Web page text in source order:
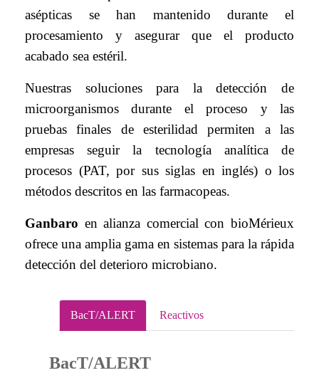
asépticas se han mantenido durante el
procesamiento y asegurar que el producto
acabado sea estéril.
Nuestras soluciones para la detección de
microorganismos durante el proceso y las
pruebas finales de esterilidad permiten a las
empresas seguir la tecnología analítica de
procesos (PAT, por sus siglas en inglés) o los
métodos descritos en las farmacopeas.
Ganbaro en alianza comercial con bioMérieux
ofrece una amplia gama en sistemas para la rápida
detección del deterioro microbiano.
BacT/ALERT Reactivos
BacT/ALERT